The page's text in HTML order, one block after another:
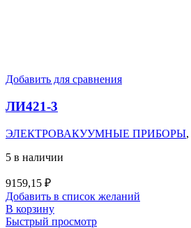
Добавить для сравнения
ЛИ421-3
ЭЛЕКТРОВАКУУМНЫЕ ПРИБОРЫ,
5 в наличии
9159,15 ₽
Добавить в список желаний
В корзину
Быстрый просмотр